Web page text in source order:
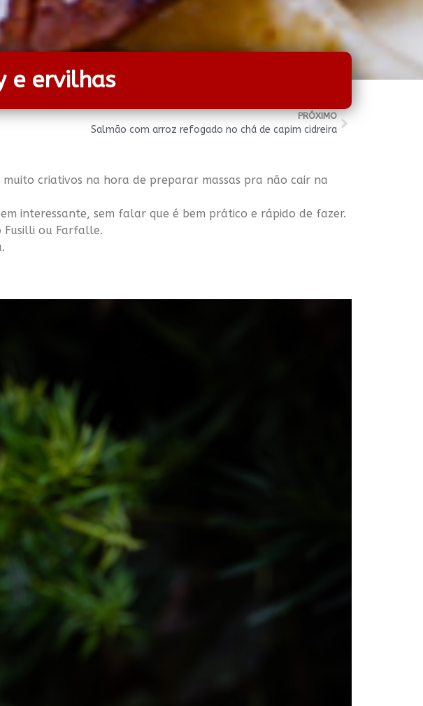
e ervilhas
PRÓXIMO
Salmão com arroz refogado no chá de capim cidreira
criativos na hora de preparar massas pra não cair na
interessante, sem falar que é bem prático e rápido de fazer.
Fusilli ou Farfalle.